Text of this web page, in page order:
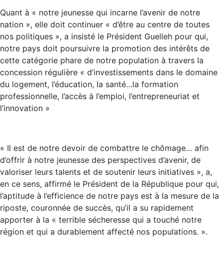
Quant à « notre jeunesse qui incarne l’avenir de notre
nation », elle doit continuer « d’être au centre de toutes
nos politiques », a insisté le Président Guelleh pour qui,
notre pays doit poursuivre la promotion des intérêts de
cette catégorie phare de notre population à travers la
concession régulière « d’investissements dans le domaine
du logement, l’éducation, la santé…la formation
professionnelle, l’accès à l’emploi, l’entrepreneuriat et
l’innovation »
« Il est de notre devoir de combattre le chômage… afin
d’offrir à notre jeunesse des perspectives d’avenir, de
valoriser leurs talents et de soutenir leurs initiatives », a,
en ce sens, affirmé le Président de la République pour qui,
l’aptitude à l’efficience de notre pays est à la mesure de la
riposte, couronnée de succès, qu’il a su rapidement
apporter à la « terrible sécheresse qui a touché notre
région et qui a durablement affecté nos populations. ».